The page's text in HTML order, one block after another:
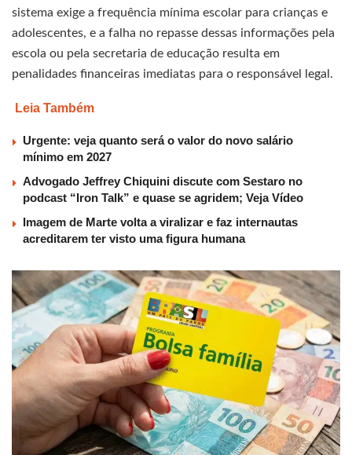
sistema exige a frequência mínima escolar para crianças e
adolescentes, e a falha no repasse dessas informações pela
escola ou pela secretaria de educação resulta em
penalidades financeiras imediatas para o responsável legal.
Leia Também
Urgente: veja quanto será o valor do novo salário
mínimo em 2027
Advogado Jeffrey Chiquini discute com Sestaro no
podcast “Iron Talk” e quase se agridem; Veja Vídeo
Imagem de Marte volta a viralizar e faz internautas
acreditarem ter visto uma figura humana